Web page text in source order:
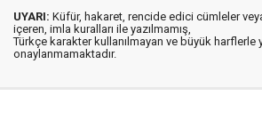
UYARI: Küfür, hakaret, rencide edici cümleler
içeren, imla kuralları ile yazılmamış,
Türkçe karakter kullanılmayan ve büyük harflerle
onaylanmamaktadır.